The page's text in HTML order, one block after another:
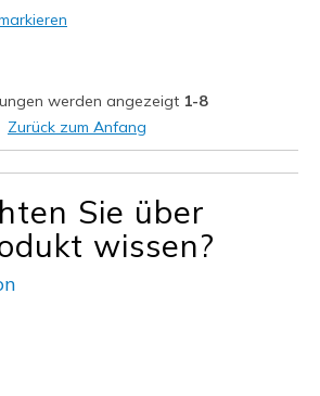
Feels true to width
werden angezeigt 1-8
Zurück zum Anfang
Sie über
wissen?